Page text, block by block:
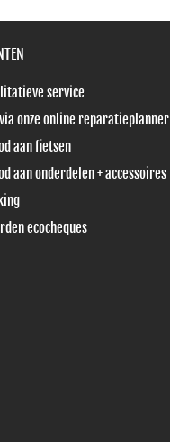
service
onze online reparatieplanner
aan fietsen
aan onderdelen + accessoires
ecocheques